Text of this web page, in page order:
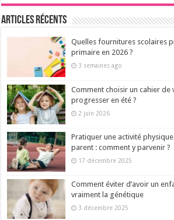
Articles récents
Quelles fournitures scolaires
primaire en 2026 ?
3 semaines ago
Comment choisir un cahier de
progresser en été ?
2 juin 2026
Pratiquer une activité
parent : comment y parvenir ?
17 décembre 2025
Comment éviter d’avoir un
vraiment la génétique
3 décembre 2025